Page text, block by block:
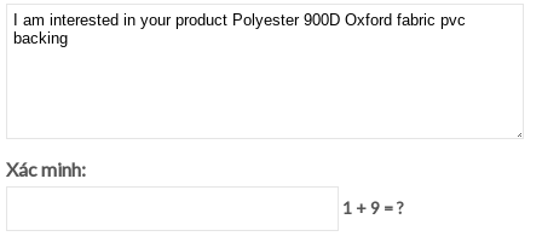
Xác minh:
1 + 9 = ?